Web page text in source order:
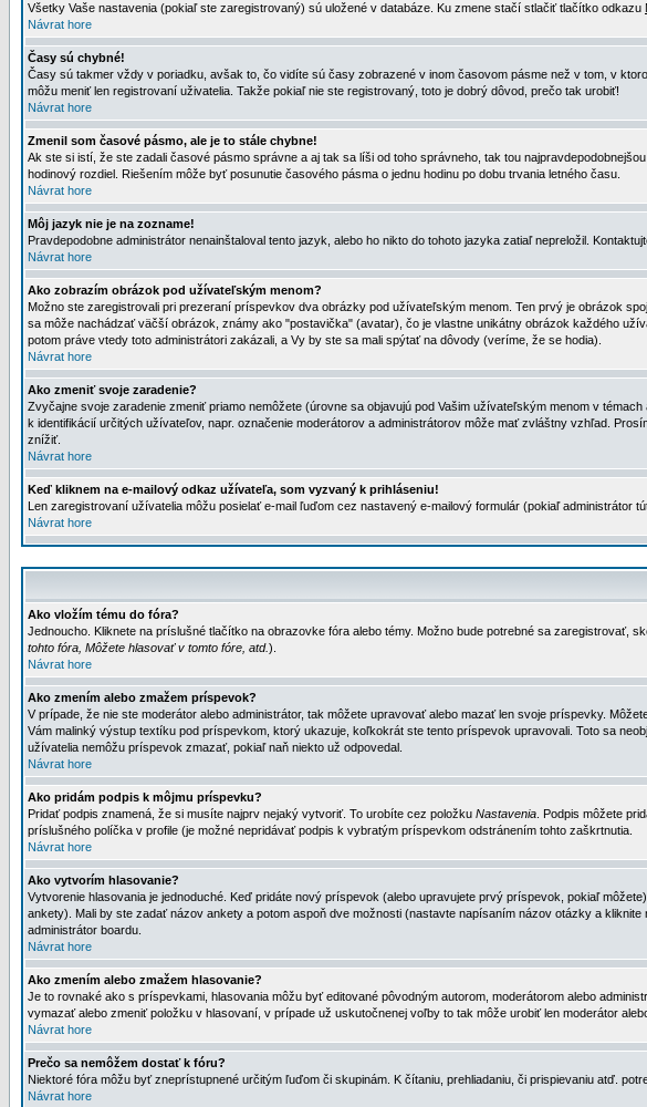
Všetky Vaše nastavenia (pokiaľ ste zaregistrovaný) sú uložené v databáze. Ku zmene stačí stlačiť tlačítko odkazu
Návrat hore
Časy sú chybné!
Časy sú takmer vždy v poriadku, avšak to, čo vidíte sú časy zobrazené v inom časovom pásme než v tom, v
môžu meniť len registrovaní uživatelia. Takže pokiaľ nie ste registrovaný, toto je dobrý dôvod, prečo tak urobiť!
Návrat hore
Zmenil som časové pásmo, ale je to stále chybne!
Ak ste si istí, že ste zadali časové pásmo správne a aj tak sa líši od toho správneho, tak tou
hodinový rozdiel. Riešením môže byť posunutie časového pásma o jednu hodinu po dobu trvania letného času.
Návrat hore
Môj jazyk nie je na zozname!
Pravdepodobne administrátor nenainštaloval tento jazyk, alebo ho nikto do tohoto jazyka zatiaľ nepreložil.
Návrat hore
Ako zobrazím obrázok pod užívateľským menom?
Možno ste zaregistrovali pri prezeraní príspevkov dva obrázky pod užívateľským menom. Ten prvý je obrázok
sa môže nachádzať väčší obrázok, známy ako "postavička" (avatar), čo je vlastne unikátny obrázok každého
potom práve vtedy toto administrátori zakázali, a Vy by ste sa mali spýtať na dôvody (veríme, že se hodia).
Návrat hore
Ako zmeniť svoje zaradenie?
Zvyčajne svoje zaradenie zmeniť priamo nemôžete (úrovne sa objavujú pod Vašim užívateľským menom v
k identifikácií určitých užívateľov, napr. označenie moderátorov a administrátorov môže mať zvláštny vzhľad.
znížiť.
Návrat hore
Keď kliknem na e-mailový odkaz užívateľa, som vyzvaný k prihláseniu!
Len zaregistrovaní užívatelia môžu posielať e-mail ľuďom cez nastavený e-mailový formulár (pokiaľ
Návrat hore
Ako vložím tému do fóra?
Jednoucho. Kliknete na príslušné tlačítko na obrazovke fóra alebo témy. Možno bude potrebné sa zaregistrovať,
tohto fóra, Môžete hlasovať v tomto fóre, atd.).
Návrat hore
Ako zmením alebo zmažem príspevok?
V prípade, že nie ste moderátor alebo administrátor, tak môžete upravovať alebo mazať len svoje príspevky.
Vám malinký výstup textíku pod príspevkom, ktorý ukazuje, koľkokrát ste tento príspevok upravovali. Toto sa
užívatelia nemôžu príspevok zmazať, pokiaľ naň niekto už odpovedal.
Návrat hore
Ako pridám podpis k môjmu príspevku?
Pridať podpis znamená, že si musíte najprv nejaký vytvoriť. To urobíte cez položku Nastavenia . Podpis môžete
príslušného políčka v profile (je možné nepridávať podpis k vybratým príspevkom odstránením tohto zaškrtnutia.
Návrat hore
Ako vytvorím hlasovanie?
Vytvorenie hlasovania je jednoduché. Keď pridáte nový príspevok (alebo upravujete prvý príspevok, pokiaľ
ankety). Mali by ste zadať názov ankety a potom aspoň dve možnosti (nastavte napísaním názov otázky a kliknite
administrátor boardu.
Návrat hore
Ako zmením alebo zmažem hlasovanie?
Je to rovnaké ako s príspevkami, hlasovania môžu byť editované pôvodným autorom, moderátorom alebo
vymazať alebo zmeniť položku v hlasovaní, v prípade už uskutočnenej voľby to tak môže urobiť len moderátor
Návrat hore
Prečo sa nemôžem dostať k fóru?
Niektoré fóra môžu byť zneprístupnené určitým ľuďom či skupinám. K čítaniu, prehliadaniu, či prispievaniu atď.
Návrat hore